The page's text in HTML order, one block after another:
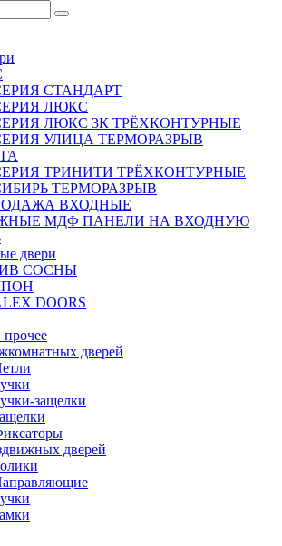
СТАНДАРТ
ЛЮКС
ЛЮКС 3К ТРЁХКОНТУРНЫЕ
УЛИЦА ТЕРМОРАЗРЫВ
ТРИНИТИ ТРЁХКОНТУРНЫЕ
ТЕРМОРАЗРЫВ
ВХОДНЫЕ
МДФ ПАНЕЛИ НА ВХОДНУЮ
двери
СОСНЫ
DOORS
дверей
защелки
дверей